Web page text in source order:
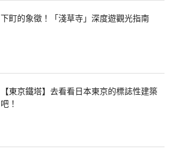
下町的象徵！「淺草寺」深度遊觀光指南
【東京鐵塔】去看看日本東京的標誌性建築
吧！